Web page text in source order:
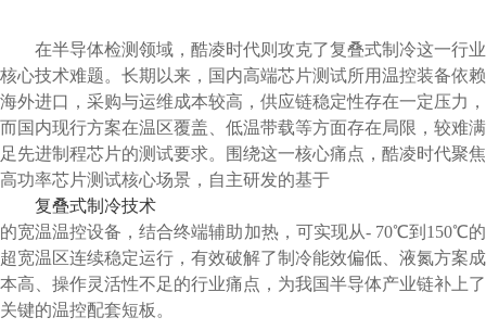
在半导体检测领域，酷凌时代则攻克了复叠式制冷这一行业
核心技术难题。长期以来，国内高端芯片测试所用温控装备依赖
海外进口，采购与运维成本较高，供应链稳定性存在一定压力，
而国内现行方案在温区覆盖、低温带载等方面存在局限，较难满
足先进制程芯片的测试要求。围绕这一核心痛点，酷凌时代聚焦
高功率芯片测试核心场景，自主研发的基于
复叠式制冷技术
的宽温温控设备，结合终端辅助加热，可实现从- 70℃到150℃的
超宽温区连续稳定运行，有效破解了制冷能效偏低、液氮方案成
本高、操作灵活性不足的行业痛点，为我国半导体产业链补上了
关键的温控配套短板。